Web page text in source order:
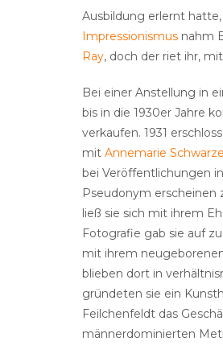
Ausbildung erlernt
Impressionismus nahm
Ray, doch der riet ihr,
Bei einer Anstellung in
bis in die 1930er Jahre
verkaufen. 1931
mit Annemarie
bei Veröffentlichungen
Pseudonym erscheinen
ließ sie sich mit ihrem
Fotografie gab sie auf
mit ihrem
blieben dort in
gründeten sie ein
Feilchenfeldt das
männerdominierten